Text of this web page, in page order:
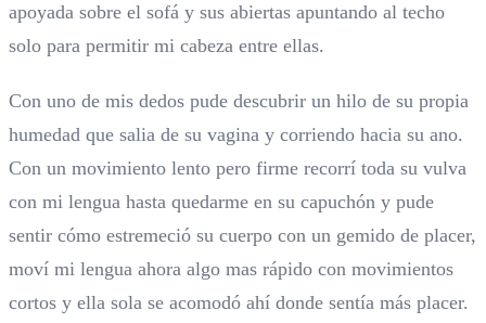
apoyada sobre el sofá y sus abiertas apuntando al techo
solo para permitir mi cabeza entre ellas.
Con uno de mis dedos pude descubrir un hilo de su propia
humedad que salia de su vagina y corriendo hacia su ano.
Con un movimiento lento pero firme recorrí toda su vulva
con mi lengua hasta quedarme en su capuchón y pude
sentir cómo estremeció su cuerpo con un gemido de placer,
moví mi lengua ahora algo mas rápido con movimientos
cortos y ella sola se acomodó ahí donde sentía más placer.